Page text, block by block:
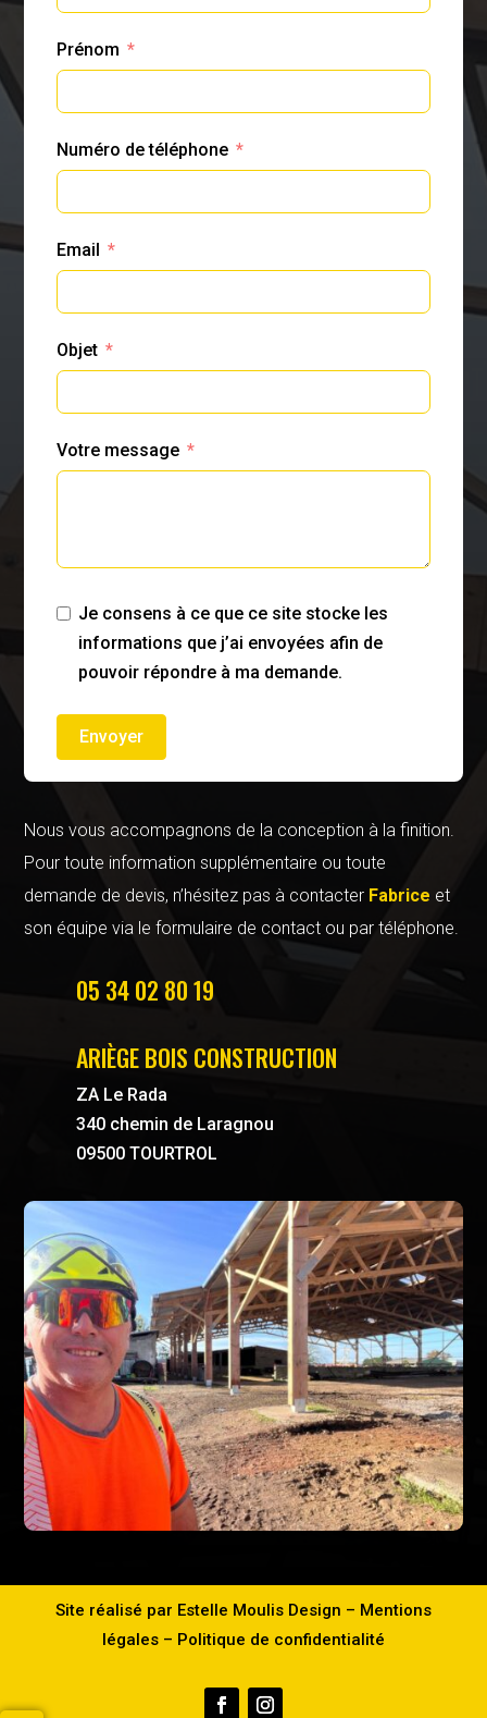
Prénom
Numéro de téléphone
Email
Objet
Votre message
Je consens à ce que ce site stocke les
informations que j’ai envoyées afin de
pouvoir répondre à ma demande.
Envoyer
Nous vous accompagnons de la conception à la finition.
Pour toute information supplémentaire ou toute
demande de devis, n’hésitez pas à contacter Fabrice et
son équipe via le formulaire de contact ou par téléphone.
05 34 02 80 19
ARIÈGE BOIS CONSTRUCTION
ZA Le Rada
340 chemin de Laragnou
09500 TOURTROL
Site réalisé par Estelle Moulis Design – Mentions
légales– Politique de confidentialité